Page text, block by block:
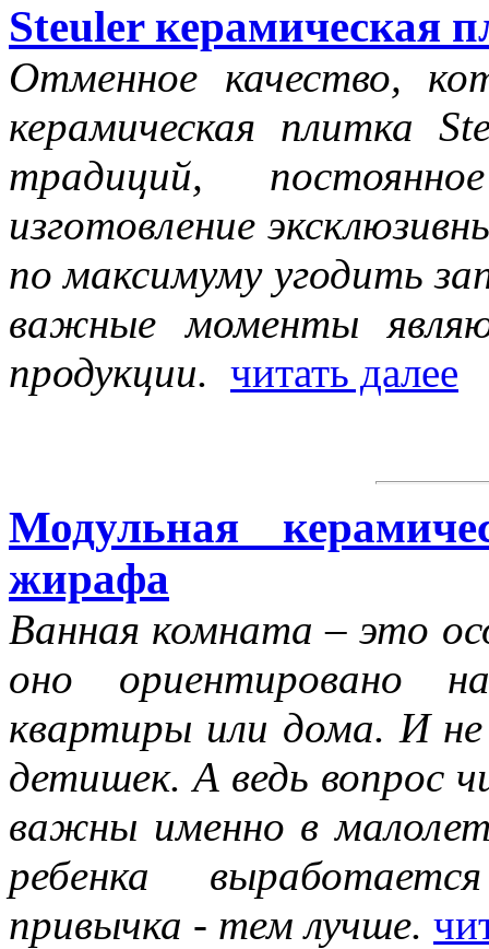
Steuler керамическая
Отменное качество,
керамическая плитка
традиций,
изготовление
по максимуму угодить
важные моменты
продукции. читать далее
Модульная
жирафа
Ванная комната – это
оно ориентировано
квартиры или дома. И не
детишек. А ведь вопрос
важны именно в
ребенка
привычка - тем лучше.